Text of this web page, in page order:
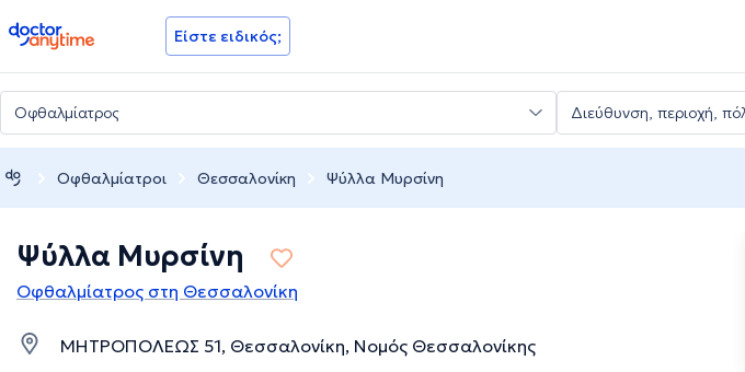
doctoranytime Είστε ειδικός;
Οφθαλμίατροι Θεσσαλονίκη Ψύλλα Μυρσίνη
Ψύλλα Μυρσίνη
Οφθαλμίατρος στη Θεσσαλονίκη
ΜΗΤΡΟΠΟΛΕΩΣ 51, Θεσσαλονίκη, Νομός Θεσσαλονίκης